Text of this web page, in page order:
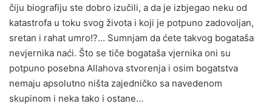
čiju biografiju ste dobro izučili, a da je izbjegao neku od
katastrofa u toku svog života i koji je potpuno zadovoljan,
sretan i rahat umro!?… Sumnjam da ćete takvog bogataša
nevjernika naći. Što se tiče bogataša vjernika oni su
potpuno posebna Allahova stvorenja i osim bogatstva
nemaju apsolutno ništa zajedničko sa navedenom
skupinom i neka tako i ostane…